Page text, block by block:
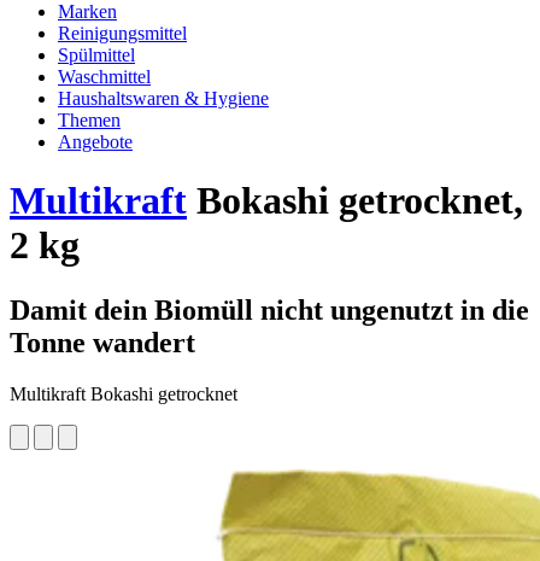
Marken
Reinigungsmittel
Spülmittel
Waschmittel
Haushaltswaren & Hygiene
Themen
Angebote
Multikraft Bokashi getrocknet,
2 kg
Damit dein Biomüll nicht ungenutzt in die
Tonne wandert
Multikraft Bokashi getrocknet